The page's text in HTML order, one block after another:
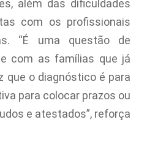
além das dificuldades
com os profissionais
“É uma questão de
com as famílias que já
que o diagnóstico é para
para colocar prazos ou
e atestados”, reforça